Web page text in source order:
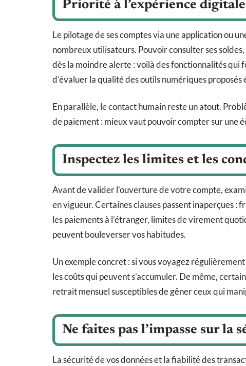
Priorité à l’expérience
Le pilotage de ses comptes via une application ou
nombreux utilisateurs. Pouvoir consulter ses
dès la moindre alerte : voilà des fonctionnalités
d’évaluer la qualité des outils numériques
En parallèle, le contact humain reste un atout.
de paiement : mieux vaut pouvoir compter sur une
Inspectez les limites et les
Avant de valider l’ouverture de votre compte,
en vigueur. Certaines clauses passent inaperçues :
les paiements à l’étranger, limites de virement
peuvent bouleverser vos habitudes.
Un exemple concret : si vous voyagez
les coûts qui peuvent s’accumuler. De même,
retrait mensuel susceptibles de gêner ceux qui
Ne faites pas l’impasse sur
La sécurité de vos données et la fiabilité des